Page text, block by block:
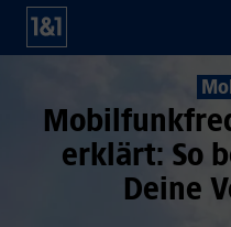
erklärt: So
Deine